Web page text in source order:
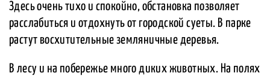
Здесь очень тихо и спокойно, обстановка позволяет
расслабиться и отдохнуть от городской суеты. В парке
растут восхитительные земляничные деревья.
В лесу и на побережье много диких животных. На полях